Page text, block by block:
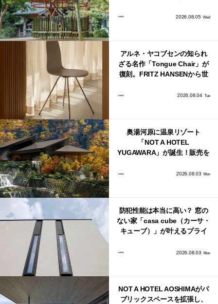
2026.08.05 Wed
アルネ・ヤコブセンの知られ
ざる名作「Tongue Chair」が
復刻。FRITZ HANSENから世
2026.08.04 Tue
奥湯河原に温泉リゾート
「NOT A HOTEL
YUGAWARA」が誕生！販売を
2026.08.03 Mon
防犯性能は本当に高い？ 窓の
ない家「casa cube（カーサ・
キューブ）」が叶えるプライ
2026.08.03 Mon
NOT A HOTEL AOSHIMAがパ
ブリックスペースを拡張し、